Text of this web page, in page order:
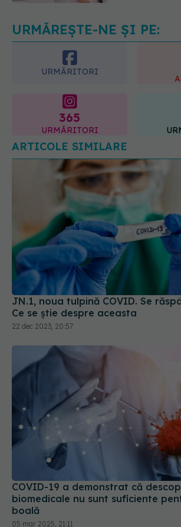
URMĂREȘTE-NE ȘI PE:
URMĂRITORI
365
URMĂRITORI
ARTICOLE SIMILARE
JN.1, noua tulpină COVID. Se
Ce se știe despre aceasta
22 dec 2023, 20:57
COVID-19 a demonstrat că
biomedicale nu sunt suficiente
boală
05 mar 2025, 21:11